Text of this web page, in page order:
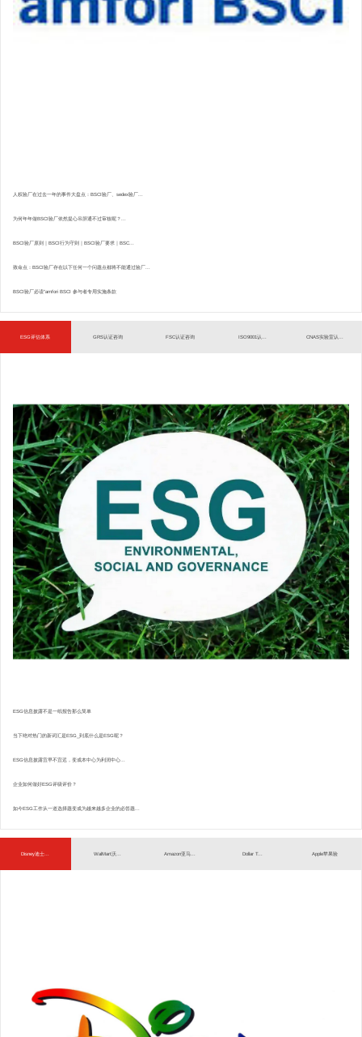
人权验厂在过去一年的事件大盘点：BSCI验厂、sedex验厂...
为何年年做BSCI验厂依然提心吊胆通不过审核呢？...
BSCI验厂原则｜BSCI行为守则｜BSCI验厂要求｜BSC...
致命点：BSCI验厂存在以下任何一个问题点都将不能通过验厂...
BSCI验厂必读”amfori BSCI 参与者专用实施条款
ESG评估体系 GRS认证咨询 FSC认证咨询 ISO9001认... CNAS实验室认...
ESG信息披露不是一纸报告那么简单
当下绝对热门的新词汇是ESG_到底什么是ESG呢？
ESG信息披露宜早不宜迟，变成本中心为利润中心...
企业如何做好ESG评级评价？
如今ESG工作从一道选择题变成为越来越多企业的必答题...
Disney迪士... WalMart沃... Amazon亚马... Dollar T... Apple苹果验